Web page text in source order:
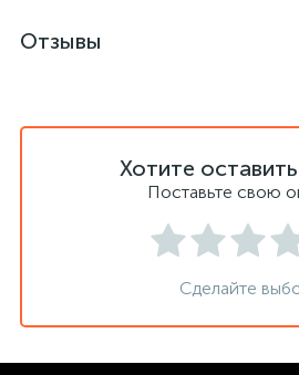
Отзывы
Хотите
Поставьте свою
Сделайте